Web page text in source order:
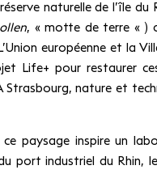
naturelle de l’île du
, « motte de terre « )
européenne et la
Life+ pour restaurer
Strasbourg, nature et
ce paysage inspire un
port industriel du Rhin,